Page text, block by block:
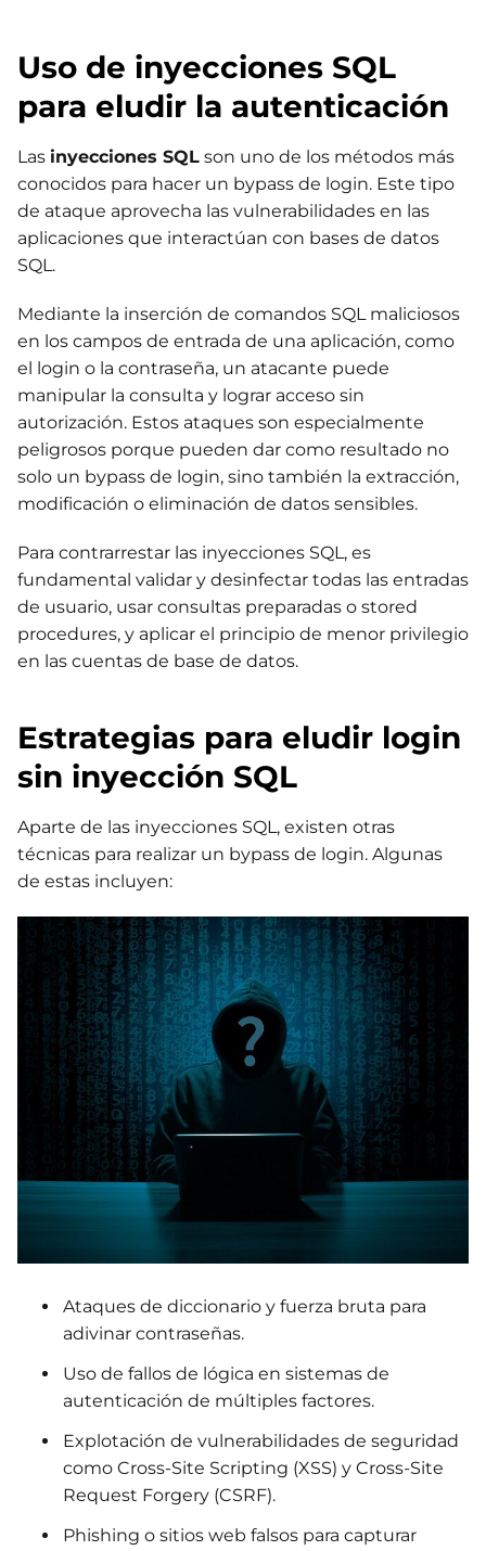
Uso de inyecciones SQL
para eludir la autenticación
Las inyecciones SQL son uno de los métodos más
conocidos para hacer un bypass de login. Este tipo
de ataque aprovecha las vulnerabilidades en las
aplicaciones que interactúan con bases de datos
SQL.
Mediante la inserción de comandos SQL maliciosos
en los campos de entrada de una aplicación, como
el login o la contraseña, un atacante puede
manipular la consulta y lograr acceso sin
autorización. Estos ataques son especialmente
peligrosos porque pueden dar como resultado no
solo un bypass de login, sino también la extracción,
modificación o eliminación de datos sensibles.
Para contrarrestar las inyecciones SQL, es
fundamental validar y desinfectar todas las entradas
de usuario, usar consultas preparadas o stored
procedures, y aplicar el principio de menor privilegio
en las cuentas de base de datos.
Estrategias para eludir login
sin inyección SQL
Aparte de las inyecciones SQL, existen otras
técnicas para realizar un bypass de login. Algunas
de estas incluyen:
Ataques de diccionario y fuerza bruta para
adivinar contraseñas.
Uso de fallos de lógica en sistemas de
autenticación de múltiples factores.
Explotación de vulnerabilidades de seguridad
como Cross-Site Scripting (XSS) y Cross-Site
Request Forgery (CSRF).
Phishing o sitios web falsos para capturar